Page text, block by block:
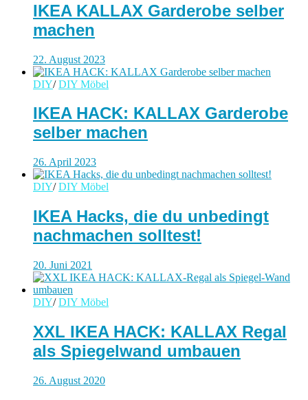
IKEA KALLAX Garderobe selber
machen
22. August 2023
DIY/ DIY Möbel
IKEA HACK: KALLAX Garderobe
selber machen
26. April 2023
DIY/ DIY Möbel
IKEA Hacks, die du unbedingt
nachmachen solltest!
20. Juni 2021
DIY/ DIY Möbel
XXL IKEA HACK: KALLAX Regal
als Spiegelwand umbauen
26. August 2020